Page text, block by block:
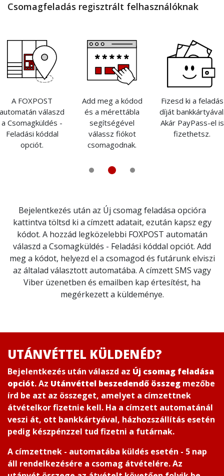
Csomagfeladás regisztrált felhasználóknak
A FOXPOST
automatán válaszd
a Csomagküldés -
Feladási kóddal
opciót.
Add meg a kódod
és a mérettábla
segítségével
válassz fiókot
csomagodnak.
Fizesd ki a feladás
díját
Akár PayPass-el is
fizethetsz.
Bejelentkezés után az Új csomag feladása opcióra
kattintva töltsd ki a címzett adatait, ezután kapsz egy
kódot. A hozzád legközelebbi FOXPOST automatán
válaszd a Csomagküldés - Feladási kóddal opciót. Add
meg a kódot, helyezd el a csomagod és futárunk elviszi
az általad választott automatába. A címzett SMS vagy
Viber üzenetben és emailben kap értesítést, ha
megérkezett a küldeménye.
UTÁNVÉTTEL KÜLDENÉD?
Bejelentkezés után válaszd az Új csomag feladása
opciót. Az Utánvéttel beszedendő összeg mezőbe
írd be azt az összeget, amelyet a címzettnek
átvételkor fizetnie kell. Ha a címzett automatánál
veszi át, ott bankkártyával, házhozszállítás esetén
pedig készpénzzel tud fizetni a futárnak.
A címzettnek - automatába küldés esetén - 5 nap
áll rendelkezésére a csomag átvételére. Az